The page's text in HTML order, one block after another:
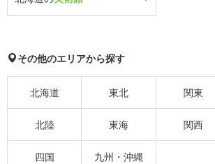
その他のエリアから探す
北海道 東北 関東
北陸 東海 関西
四国 九州・沖縄